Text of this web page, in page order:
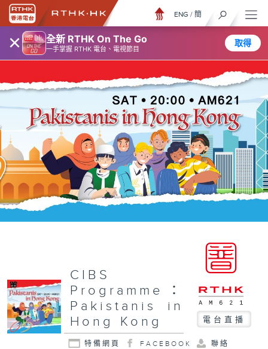
× 全新 RTHK On The Go
一手掌握 RTHK 電台、電視節目
取得
ENG / 簡
CIBS
Programme：
Pakistanis in
Hong Kong
電台直播
特備網頁 FACEBOOK 聯絡